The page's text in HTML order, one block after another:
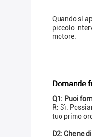
Quando si
piccolo
motore.
Domande
Q1: Puoi
R: Sì.
tuo primo
D2: Che ne